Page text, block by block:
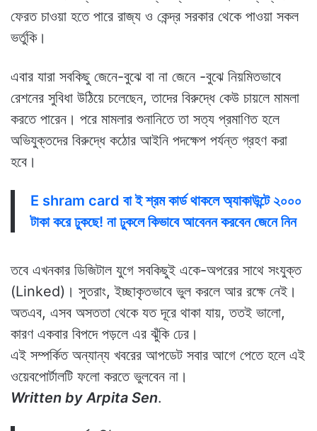
ফেরত চাওয়া হতে পারে রাজ্য ও কেন্দ্র সরকার থেকে পাওয়া সকল
ভর্তুকি।
এবার যারা সবকিছু জেনে-বুঝে বা না জেনে -বুঝে নিয়মিতভাবে
রেশনের সুবিধা উঠিয়ে চলেছেন, তাদের বিরুদ্ধে কেউ চায়লে মামলা
করতে পারেন। পরে মামলার শুনানিতে তা সত্য প্রমাণিত হলে
অভিযুক্তদের বিরুদ্ধে কঠোর আইনি পদক্ষেপ পর্যন্ত গ্রহণ করা
হবে।
E shram card বা ই শ্রম কার্ড থাকলে অ্যাকাউন্টে ২০০০
টাকা করে ঢুকছে! না ঢুকলে কিভাবে আবেনন করবেন জেনে নিন
তবে এখনকার ডিজিটাল যুগে সবকিছুই একে-অপরের সাথে সংযুক্ত
(Linked)। সুতরাং, ইচ্ছাকৃতভাবে ভুল করলে আর রক্ষে নেই।
অতএব, এসব অসততা থেকে যত দূরে থাকা যায়, ততই ভালো,
কারণ একবার বিপদে পড়লে এর ঝুঁকি ঢের।
এই সম্পর্কিত অন্যান্য খবরের আপডেট সবার আগে পেতে হলে এই
ওয়েবপোর্টালটি ফলো করতে ভুলবেন না।
Written by Arpita Sen.